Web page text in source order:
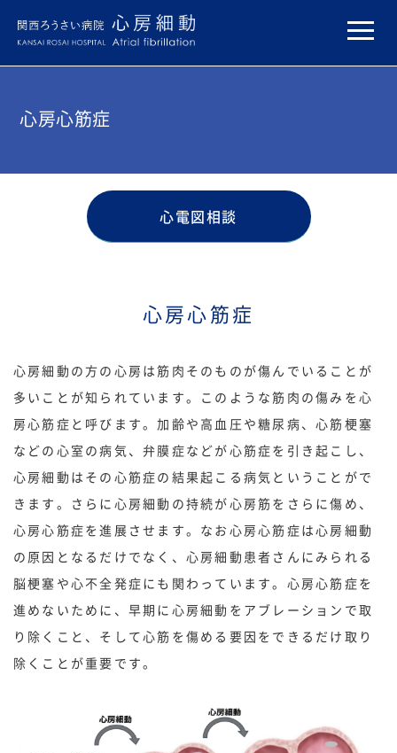
心房心筋症
心電図相談
心房心筋症
心房細動の方の心房は筋肉そのものが傷んでいることが
多いことが知られています。このような筋肉の傷みを心
房心筋症と呼びます。加齢や高血圧や糖尿病、心筋梗塞
などの心室の病気、弁膜症などが心筋症を引き起こし、
心房細動はその心筋症の結果起こる病気ということがで
きます。さらに心房細動の持続が心房筋をさらに傷め、
心房心筋症を進展させます。なお心房心筋症は心房細動
の原因となるだけでなく、心房細動患者さんにみられる
脳梗塞や心不全発症にも関わっています。心房心筋症を
進めないために、早期に心房細動をアブレーションで取
り除くこと、そして心筋を傷める要因をできるだけ取り
除くことが重要です。